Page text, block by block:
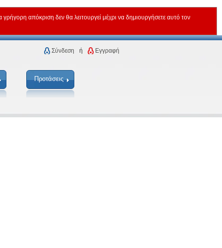
απόκριση δεν θα λειτουργεί μέχρι να δημιουργήσετε αυτό τον
Σύνδεση ή Εγγραφή
Προτάσεις